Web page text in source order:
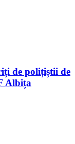
de polițiștii de
Albița